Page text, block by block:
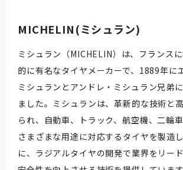
MICHELIN(ミシュラン)
ミシュラン（MICHELIN）は、フランス
的に有名なタイヤメーカーで、1889年に
ミシュランとアンドレ・ミシュラン兄弟
ました。ミシュランは、革新的な技術と
られ、自動車、トラック、航空機、二輪車
さまざまな用途に対応するタイヤを製造
に、ラジアルタイヤの開発で業界をリー